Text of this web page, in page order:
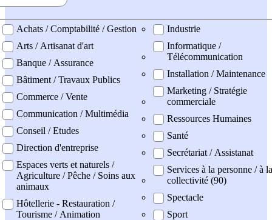
professionel
Achats / Comptabilité / Gestion
Arts / Artisanat d'art
Banque / Assurance
Bâtiment / Travaux Publics
Commerce / Vente
Communication / Multimédia
Conseil / Etudes
Direction d'entreprise
Espaces verts et naturels /
Agriculture / Pêche / Soins aux
animaux
Hôtellerie - Restauration /
Tourisme / Animation
Industrie
Informatique /
Télécommunication
Installation / Maintenance
Marketing / Stratégie
commerciale
Ressources Humaines
Santé
Secrétariat / Assistanat
Services à la personne / à la
collectivité (90)
Spectacle
Sport